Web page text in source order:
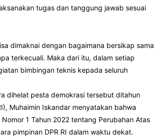
tugas dan tanggung jawab sesuai
dimaknai dengan bagaimana bersikap sama
terkecuali. Maka dari itu, dalam setiap
bimbingan teknis kepada seluruh
dihelat pesta demokrasi tersebut ditahun
Muhaimin Iskandar menyatakan bahwa
1 Tahun 2022 tentang Perubahan Atas
pimpinan DPR RI dalam waktu dekat.